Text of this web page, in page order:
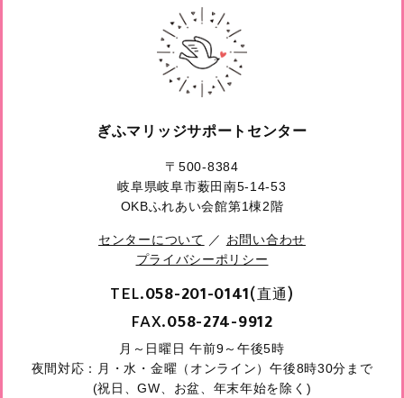
ぎふマリッジサポートセンター
〒500-8384
岐阜県岐阜市薮田南5-14-53
OKBふれあい会館第1棟2階
センターについて ／ お問い合わせ
プライバシーポリシー
TEL.058-201-0141(直通)
FAX.058-274-9912
月～日曜日 午前9～午後5時
夜間対応：月・水・金曜（オンライン）午後8時30分まで
(祝日、GW、お盆、年末年始を除く)